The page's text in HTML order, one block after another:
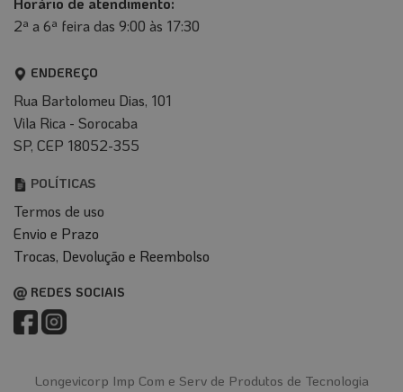
2ª a 6ª feira das 9:00 às 17:30
ENDEREÇO
Rua Bartolomeu Dias, 101
Vila Rica - Sorocaba
SP, CEP 18052-355
POLÍTICAS
Termos de uso
Envio e Prazo
Trocas, Devolução e Reembolso
REDES SOCIAIS
Longevicorp Imp Com e Serv de Produtos de Tecnologia